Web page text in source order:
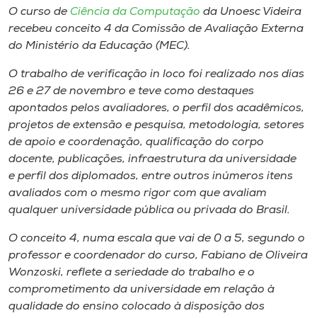
Unoesc
Store
Selecione
o idioma
A-
O curso de Ciência da Computação da Unoesc Videira
recebeu conceito 4 da Comissão de Avaliação Externa
do Ministério da Educação (MEC).
O trabalho de verificação in loco foi realizado nos dias
26 e 27 de novembro e teve como destaques
apontados pelos avaliadores, o perfil dos acadêmicos,
projetos de extensão e pesquisa, metodologia, setores
de apoio e coordenação, qualificação do corpo
docente, publicações, infraestrutura da universidade
e perfil dos diplomados, entre outros inúmeros itens
avaliados com o mesmo rigor com que avaliam
qualquer universidade pública ou privada do Brasil.
O conceito 4, numa escala que vai de 0 a 5, segundo o
professor e coordenador do curso, Fabiano de Oliveira
Wonzoski, reflete a seriedade do trabalho e o
comprometimento da universidade em relação à
qualidade do ensino colocado à disposição dos